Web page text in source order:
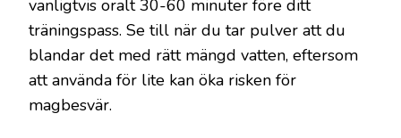
vanligtvis oralt 30-60 minuter före ditt
träningspass. Se till när du tar pulver att du
blandar det med rätt mängd vatten, eftersom
att använda för lite kan öka risken för
magbesvär.